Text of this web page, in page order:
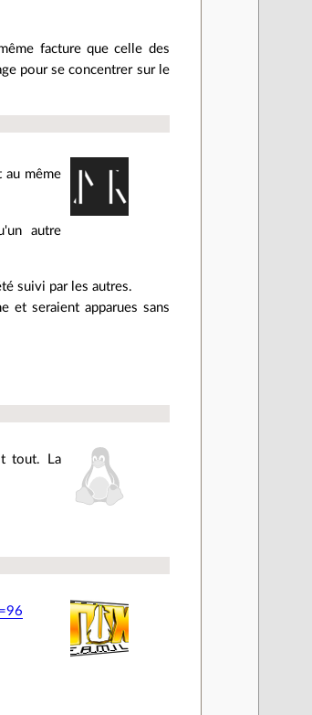
facture que celle des
pour se concentrer sur le
au même
autre
suivi par les autres.
et seraient apparues sans
tout. La